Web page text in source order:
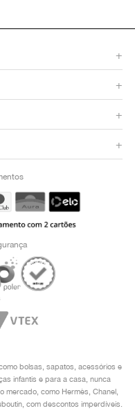
+
+
+
+
bolsas, sapatos, acessórios e
infantis e para a casa, nunca
como Hermès, Chanel,
com descontos imperdíveis.